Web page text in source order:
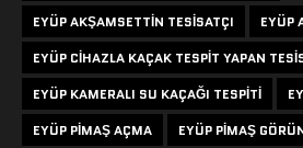
EYÜP AKŞAMSETTIN TESISATÇI
EYÜP
EYÜP CIHAZLA KAÇAK TESPIT YAPAN
EYÜP KAMERALI SU KAÇAĞI TESPITI
EYÜP PIMAŞ AÇMA
EYÜP PIMAŞ